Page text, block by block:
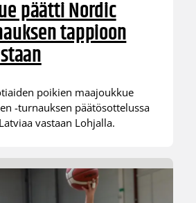
päätti Nordic
tappioon
poikien maajoukkue
-turnauksen päätösottelussa
vastaan Lohjalla.